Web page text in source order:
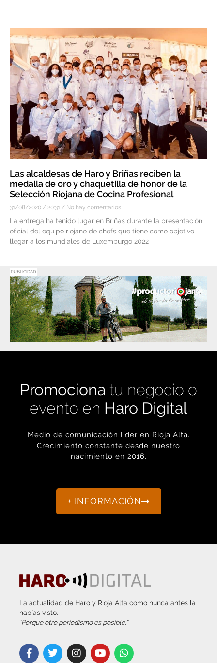
Las alcaldesas de Haro y Briñas reciben la
medalla de oro y chaquetilla de honor de la
Selección Riojana de Cocina Profesional
31/08/2020 20:31 No hay comentarios
La entrega ha tenido lugar en Briñas durante la presentación
oficial del equipo riojano de chefs que tiene como objetivo
llegar a los mundiales de Luxemburgo 2022
PUBLICIDAD
Promociona tu negocio o
evento en Haro Digital
Medio de comunicación líder en Rioja Alta.
Crecimiento constante desde nuestro
nacimiento en 2016.
+ INFORMACIÓN
La actualidad de Haro y Rioja Alta como nunca antes la
habías visto.
“Porque otro periodismo es posible.”